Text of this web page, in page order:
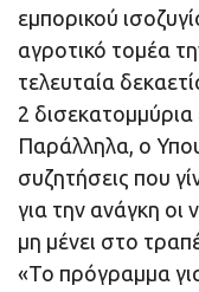
εμπορικού
αγροτικό τομέα
τελευταία
2
Παράλληλα, ο
συζητήσεις που
για την ανάγκη οι
μη μένει στο
«Το πρόγραμμα